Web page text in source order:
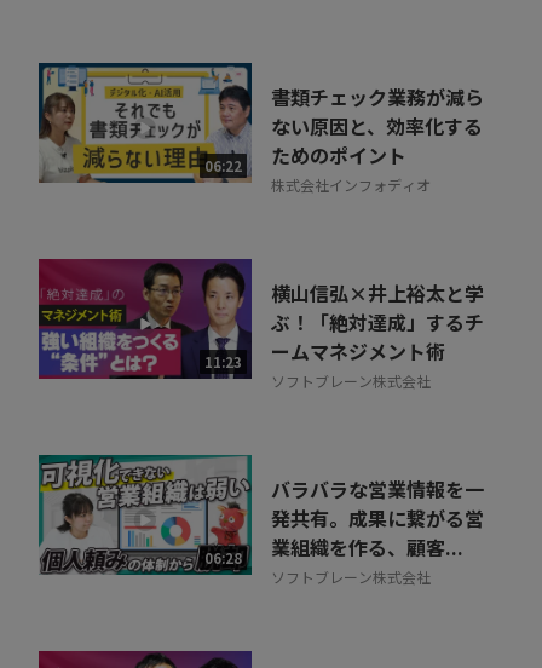
06:22
書類チェック業務が減ら
ない原因と、効率化する
ためのポイント
株式会社インフォディオ
11:23
横山信弘×井上裕太と学
ぶ！「絶対達成」するチ
ームマネジメント術
ソフトブレーン株式会社
06:28
バラバラな営業情報を一
発共有。成果に繋がる営
業組織を作る、顧客...
ソフトブレーン株式会社